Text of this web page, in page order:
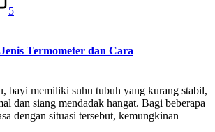
5
Termometer dan Cara
bayi memiliki suhu tubuh yang kurang stabil,
dan siang mendadak hangat. Bagi beberapa
dengan situasi tersebut, kemungkinan